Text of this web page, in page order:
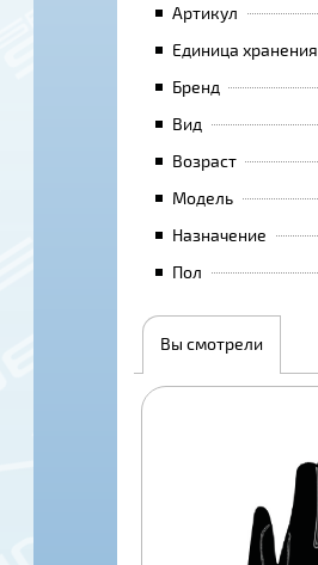
Артикул
Единица хранения
Бренд
Вид
Возраст
Модель
Назначение
Пол
Вы смотрели